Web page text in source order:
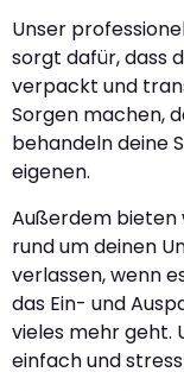
Unser
sorgt dafür, dass
verpackt und
Sorgen machen,
behandeln deine
eigenen.
Außerdem bieten
rund um deinen
verlassen, wenn
das Ein- und
vieles mehr geht.
einfach und